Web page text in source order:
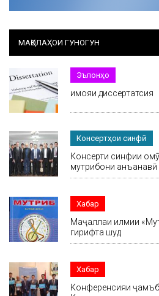
МАҚОЛАҲОИ ГУНОГУН
Эълонҳо
Ҳимояи диссертатсия
Консертҳои синфӣ
Консерти синфии
мутрибони анъанавӣ
Хабар
Маҷаллаи илмии
гирифта шуд
Хабар
Конференсияи